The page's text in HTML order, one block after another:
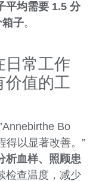
平均需要 1.5 分
箱子。
日常工作
价值的工
Bo
得以显著改善。”
析血样、照顾患
检查温度，减少